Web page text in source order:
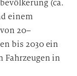
(ca.
einem
20–
bis 2030 ein
Fahrzeugen in